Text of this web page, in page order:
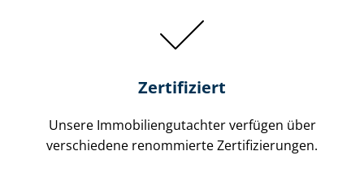
Zertifiziert
Unsere Immobilien­gutachter verfügen über
verschiedene renommierte Zer­ti­fi­zie­run­gen.